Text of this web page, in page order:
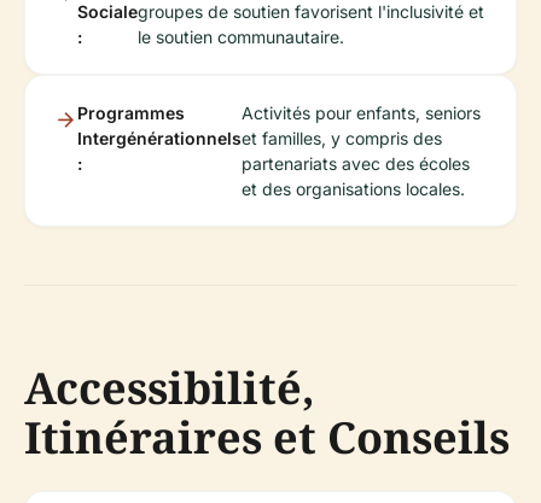
Sociale
:
groupes de soutien favorisent l'inclusivité et
le soutien communautaire.
Programmes
Intergénérationnels
:
Activités pour enfants, seniors
et familles, y compris des
partenariats avec des écoles
et des organisations locales.
Accessibilité,
Itinéraires et Conseils